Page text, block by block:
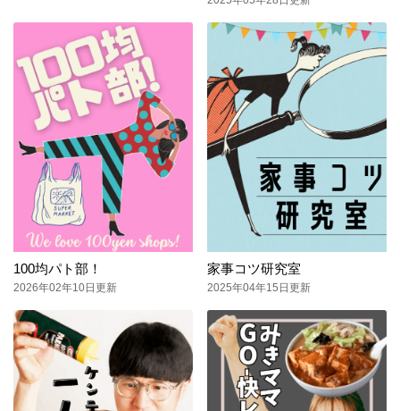
100均パト部！
2026年02年10日更新
家事コツ研究室
2025年04年15日更新